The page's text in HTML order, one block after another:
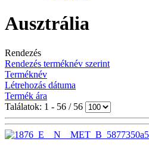
Ausztrália
Rendezés
Rendezés terméknév szerint
Terméknév
Létrehozás dátuma
Termék ára
Találatok: 1 - 56 / 56